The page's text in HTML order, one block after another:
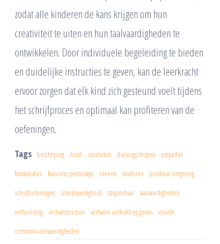
zodat alle kinderen de kans krijgen om hun
creativiteit te uiten en hun taalvaardigheden te
ontwikkelen. Door individuele begeleiding te bieden
en duidelijke instructies te geven, kan de leerkracht
ervoor zorgen dat elk kind zich gesteund voelt tijdens
het schrijfproces en optimaal kan profiteren van de
oefeningen.
Tags beschrijving brief creativiteit dialoogschrijven empathie
fantasiedier favoriete personage ideeën kinderen positieve omgeving
schrijfoefeningen schrijfvaardigheid stripverhaal taalvaardigheden
verbeelding verhaalstructuur verhalen uitdrukking geven visuele
communicatievaardigheden